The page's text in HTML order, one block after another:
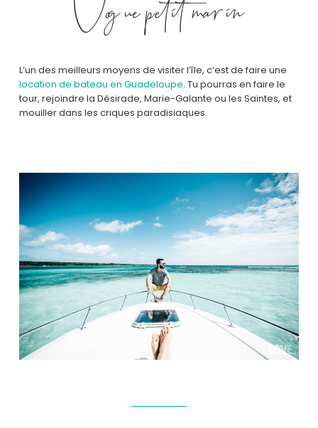
L’un des meilleurs moyens de visiter l’île, c’est de faire une
location de bateau en Guadeloupe. Tu pourras en faire le
tour, rejoindre la Désirade, Marie-Galante ou les Saintes, et
mouiller dans les criques paradisiaques.